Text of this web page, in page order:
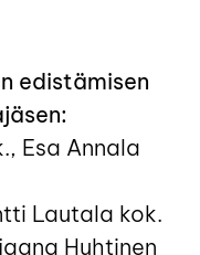
edistämisen
Esa Annala
Lautala kok.
Huhtinen